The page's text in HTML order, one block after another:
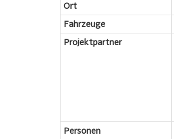
Ort
Fahrzeuge
Projektpartner
Personen